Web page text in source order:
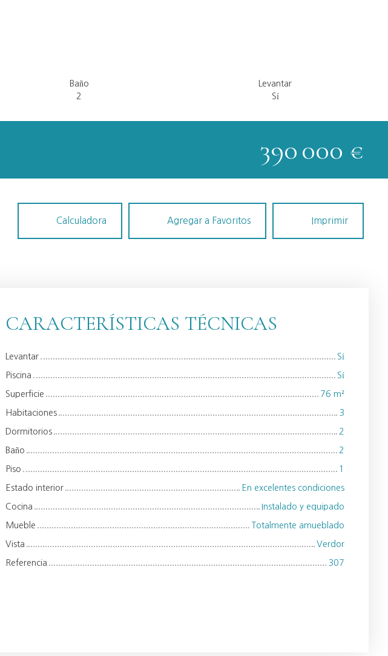
Baño
2
Levantar
Sí
390 000 €
Calculadora Agregar a Favoritos Imprimir
CARACTERÍSTICAS TÉCNICAS
Levantar Sí
Piscina Sí
Superficie 76 m²
Habitaciones 3
Dormitorios 2
Baño 2
Piso 1
Estado interior En excelentes condiciones
Cocina Instalado y equipado
Mueble Totalmente amueblado
Vista Verdor
Referencia 307